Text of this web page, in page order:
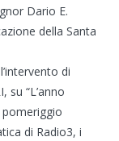
Dario E.
della Santa
di
su “L’anno
pomeriggio
di Radio3, i